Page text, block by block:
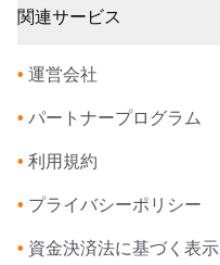
関連サービス
• 運営会社
• パートナープログラム
• 利用規約
• プライバシーポリシー
• 資金決済法に基づく表示